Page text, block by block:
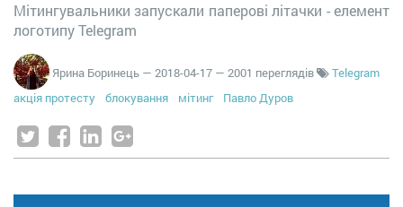
Мітингувальники запускали паперові літачки - елемент
логотипу Telegram
Ярина Боринець — 2018-04-17 — 2001 переглядів
Telegram
акція протесту
блокування мітинг Павло Дуров